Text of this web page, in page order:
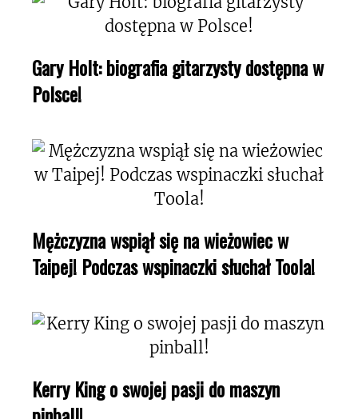
Gary Holt: biografia gitarzysty dostępna w
Polsce!
Mężczyzna wspiął się na wieżowiec w
Taipej! Podczas wspinaczki słuchał Toola!
Kerry King o swojej pasji do maszyn